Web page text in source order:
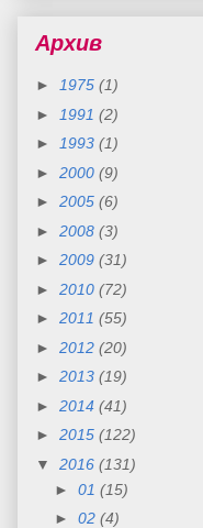
Архив
► 1975 (1)
►
1991 (2)
►
1993 (1)
► 2000 (9)
► 2005 (6)
► 2008 (3)
► 2009 (31)
► 2010 (72)
► 2011 (55)
► 2012 (20)
► 2013 (19)
► 2014 (41)
► 2015 (122)
▼ 2016 (131)
► 01 (15)
► 02 (4)